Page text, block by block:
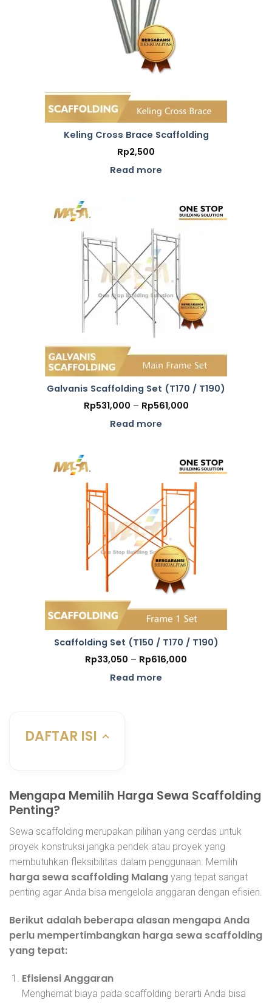
Keling Cross Brace Scaffolding
Rp2,500
Read more
Galvanis Scaffolding Set (T170 / T190)
Rp531,000 – Rp561,000Price
Read more
Scaffolding Set (T150 / T170 / T190)
Rp33,050 – Rp616,000
Read more
DAFTAR ISI
Mengapa Memilih Harga Sewa Scaffolding
Penting?
Sewa scaffolding merupakan pilihan yang cerdas untuk
proyek konstruksi jangka pendek atau proyek yang
membutuhkan fleksibilitas dalam penggunaan. Memilih
harga sewa scaffolding Malang yang tepat sangat
penting agar Anda bisa mengelola anggaran dengan efisien.
Berikut adalah beberapa alasan mengapa Anda
perlu mempertimbangkan harga sewa scaffolding
yang tepat:
Efisiensi Anggaran
Menghemat biaya pada scaffolding berarti Anda bisa